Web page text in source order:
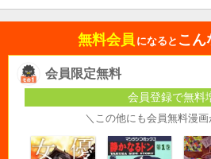
無料会員 になると こん
会員限定無料
会員登録で無料
＼この他にも会員無料漫画